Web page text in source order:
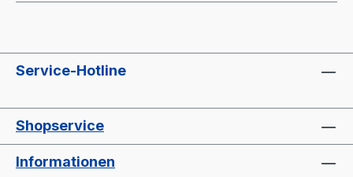
Service-Hotline
Shopservice
Informationen